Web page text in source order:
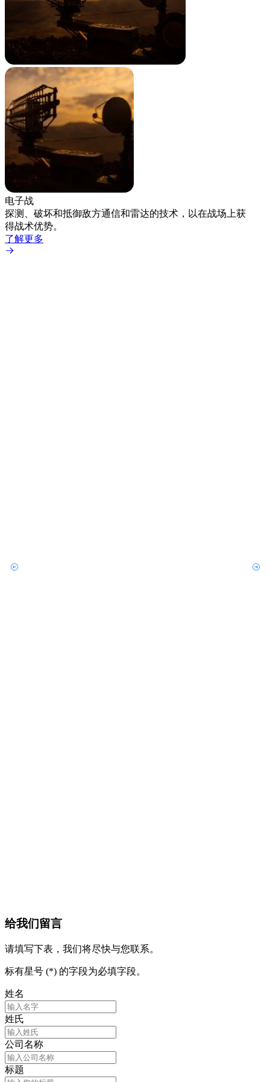
电子战
探测、破坏和抵御敌方通信和雷达的技术，以在战场上获
得战术优势。
了解更多
给我们留言
请填写下表，我们将尽快与您联系。
标有星号 (*) 的字段为必填字段。
姓名
姓氏
公司名称
标题